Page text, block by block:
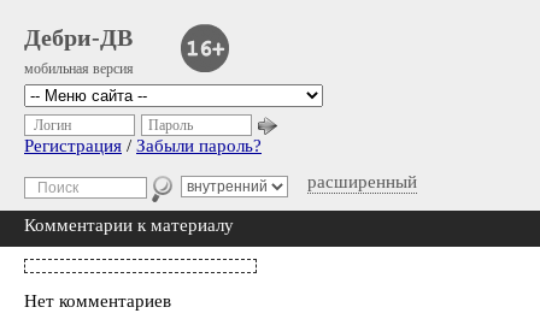
Дебри-ДВ
мобильная версия
расширенный
Логин Пароль
Регистрация / Забыли пароль?
Комментарии к материалу
Нет комментариев